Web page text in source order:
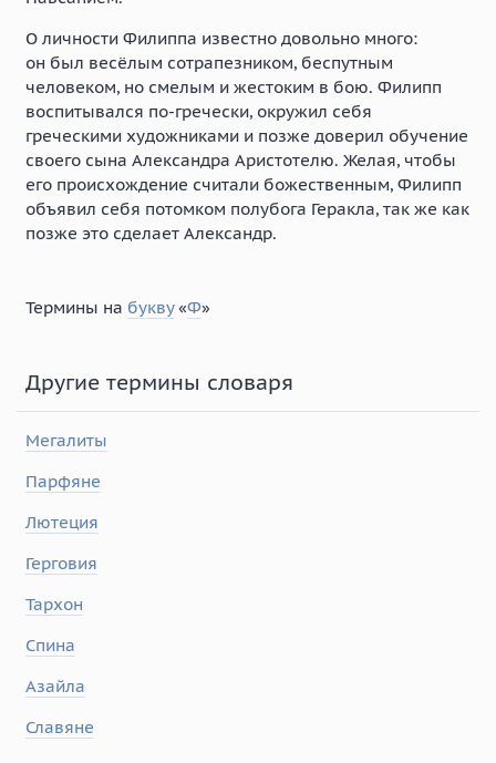
О личности Филиппа известно довольно много:
он был весёлым сотрапезником, беспутным
человеком, но смелым и жестоким в бою. Филипп
воспитывался по-гречески, окружил себя
греческими художниками и позже доверил обучение
своего сына Александра Аристотелю. Желая, чтобы
его происхождение считали божественным, Филипп
объявил себя потомком полубога Геракла, так же как
позже это сделает Александр.
Термины на букву«Ф»
Другие термины словаря
Мегалиты
Парфяне
Лютеция
Герговия
Тархон
Спина
Азайла
Славяне